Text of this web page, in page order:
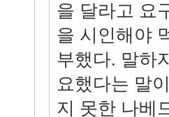
을 달라고 요
을 시인해야
부했다. 말하
요했다는 말
지 못한 나베